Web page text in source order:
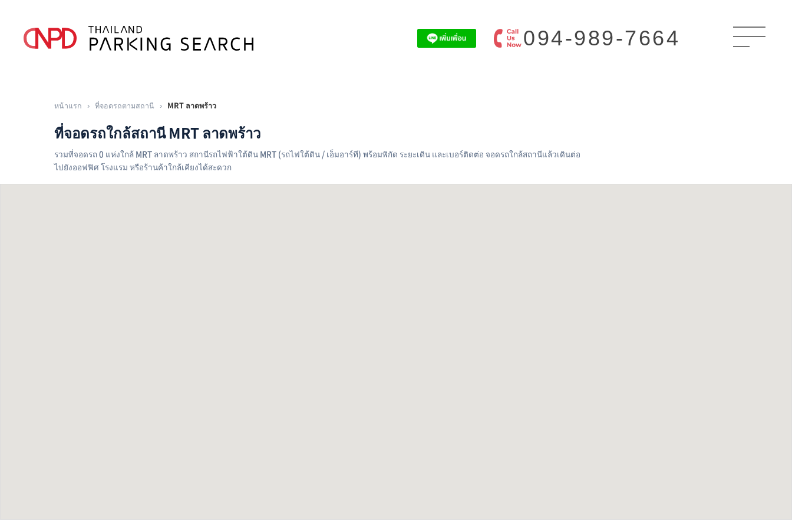
094-989-7664
หน้าแรก › ที่จอดรถตามสถานี › MRT ลาดพร้าว
ที่จอดรถใกล้สถานี MRT ลาดพร้าว
รวมที่จอดรถ 0 แห่งใกล้ MRT ลาดพร้าว สถานีรถไฟฟ้าใต้ดิน MRT (รถไฟใต้ดิน / เอ็มอาร์ที) พร้อมพิกัด ระยะเดิน และเบอร์ติดต่อ จอดรถใกล้สถานีแล้วเดินต่อ
ไปยังออฟฟิศ โรงแรม หรือร้านค้าใกล้เคียงได้สะดวก